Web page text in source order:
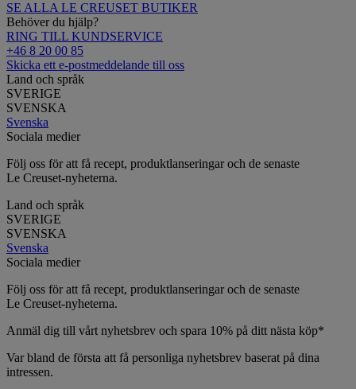
SE ALLA LE CREUSET BUTIKER
Behöver du hjälp?
RING TILL KUNDSERVICE
+46 8 20 00 85
Skicka ett e-postmeddelande till oss
Land och språk
SVERIGE
SVENSKA
Svenska
Sociala medier
Följ oss för att få recept, produktlanseringar och de senaste
Le Creuset-nyheterna.
Land och språk
SVERIGE
SVENSKA
Svenska
Sociala medier
Följ oss för att få recept, produktlanseringar och de senaste
Le Creuset-nyheterna.
Anmäl dig till vårt nyhetsbrev och spara 10% på ditt nästa köp*
Var bland de första att få personliga nyhetsbrev baserat på dina
intressen.